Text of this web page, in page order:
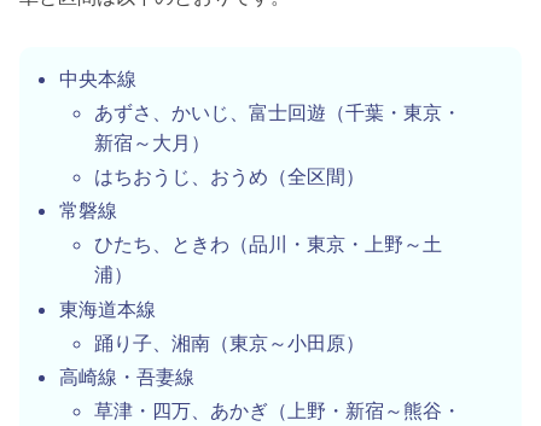
中央本線
あずさ、かいじ、富士回遊（千葉・東京・
新宿～大月）
はちおうじ、おうめ（全区間）
常磐線
ひたち、ときわ（品川・東京・上野～土
浦）
東海道本線
踊り子、湘南（東京～小田原）
高崎線・吾妻線
草津・四万、あかぎ（上野・新宿～熊谷・